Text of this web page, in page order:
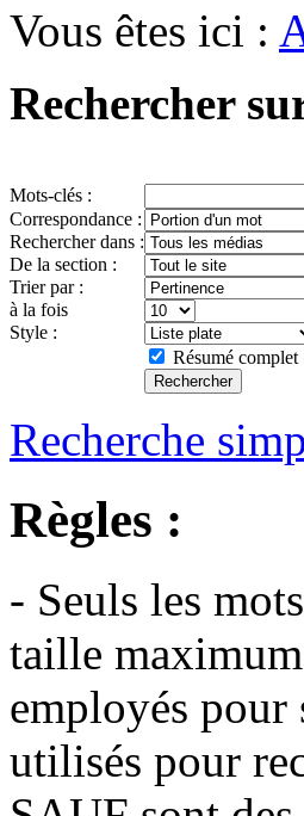
Vous êtes ici :
Rechercher
Mots-clés :
Correspondance :
Rechercher dans :
De la section :
Trier par :
à la fois
Style :
Résumé complet
Recherche
Règles :
- Seuls les
taille maximum
employés pour
utilisés pour